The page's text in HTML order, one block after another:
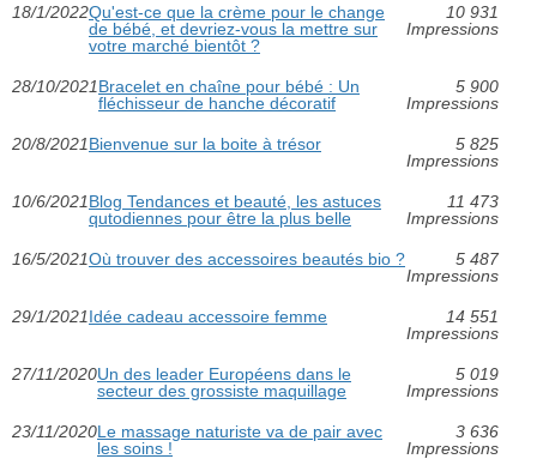
18/1/2022Qu'est-ce que la crème pour le change
de bébé, et devriez-vous la mettre sur
votre marché bientôt ?
10 931
Impressions
28/10/2021Bracelet en chaîne pour bébé : Un
fléchisseur de hanche décoratif
5 900
Impressions
20/8/2021Bienvenue sur la boite à trésor
5 825
Impressions
10/6/2021Blog Tendances et beauté, les astuces
qutodiennes pour être la plus belle
11 473
Impressions
16/5/2021Où trouver des accessoires beautés bio ?
5 487
Impressions
29/1/2021Idée cadeau accessoire femme
14 551
Impressions
27/11/2020Un des leader Européens dans le
secteur des grossiste maquillage
5 019
Impressions
23/11/2020Le massage naturiste va de pair avec
les soins !
3 636
Impressions